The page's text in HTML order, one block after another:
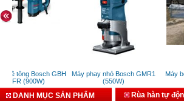
bê tông Bosch GBH
(900W)
Máy phay nhỏ Bosch GMR1
(550W)
Máy
DANH MỤC SẢN PHẨM Rùa hàn tự